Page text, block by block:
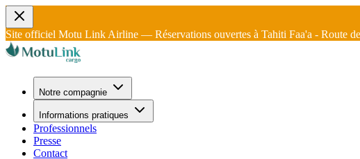
Site officiel Motu Link Airline — Réservations ouvertes à Tahiti Faa'a - Route
Notre compagnie
Informations pratiques
Professionnels
Presse
Contact